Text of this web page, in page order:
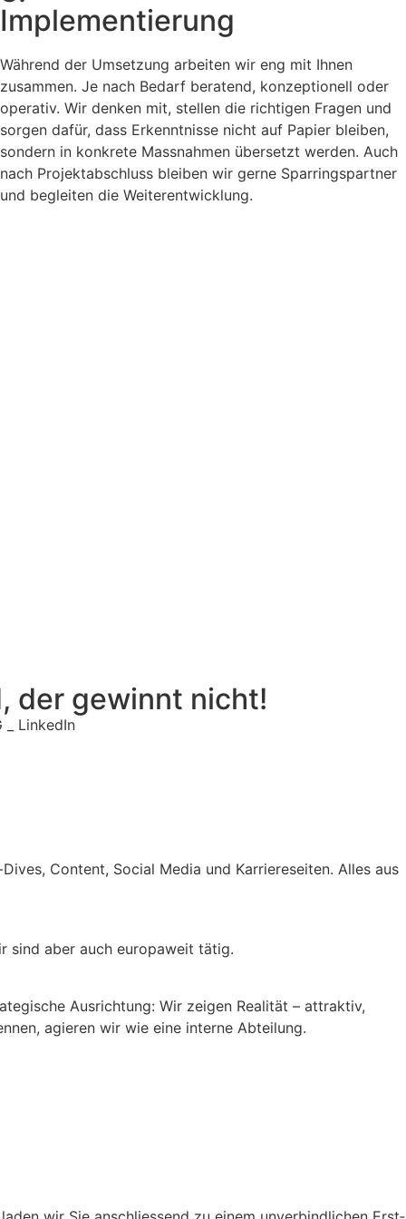
Implementierung
Während der Umset­zung arbeit­en wir eng mit Ihnen
zusam­men. Je nach Bedarf bera­tend, konzep­tionell oder
oper­a­tiv. Wir denken mit, stellen die richti­gen Fra­gen und
sor­gen dafür, dass Erken­nt­nisse nicht auf Papi­er bleiben,
son­dern in konkrete Mass­nah­men über­set­zt wer­den. Auch
nach Pro­jek­tab­schluss bleiben wir gerne Spar­ringspart­ner
und begleit­en die Weit­er­en­twick­lung.
der gewinnt nicht!
Con­tent, Social Media und Kar­ri­ere­seit­en. Alles aus
sind aber auch europaweit tätig.
Aus­rich­tung: Wir zeigen Real­ität – attrak­tiv,
agieren wir wie eine interne Abteilung.